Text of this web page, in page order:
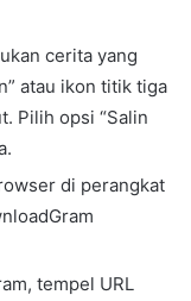
cerita yang
atau ikon titik tiga
Pilih opsi “Salin
di perangkat
tempel URL